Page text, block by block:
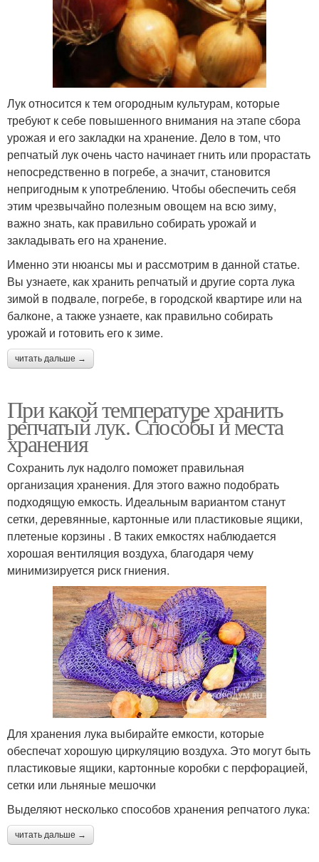
Лук относится к тем огородным культурам, которые
требуют к себе повышенного внимания на этапе сбора
урожая и его закладки на хранение. Дело в том, что
репчатый лук очень часто начинает гнить или прорастать
непосредственно в погребе, а значит, становится
непригодным к употреблению. Чтобы обеспечить себя
этим чрезвычайно полезным овощем на всю зиму,
важно знать, как правильно собирать урожай и
закладывать его на хранение.
Именно эти нюансы мы и рассмотрим в данной статье.
Вы узнаете, как хранить репчатый и другие сорта лука
зимой в подвале, погребе, в городской квартире или на
балконе, а также узнаете, как правильно собирать
урожай и готовить его к зиме.
читать дальше →
При какой температуре хранить
репчатый лук. Способы и места
хранения
Сохранить лук надолго поможет правильная
организация хранения. Для этого важно подобрать
подходящую емкость. Идеальным вариантом станут
сетки, деревянные, картонные или пластиковые ящики,
плетеные корзины . В таких емкостях наблюдается
хорошая вентиляция воздуха, благодаря чему
минимизируется риск гниения.
Для хранения лука выбирайте емкости, которые
обеспечат хорошую циркуляцию воздуха. Это могут быть
пластиковые ящики, картонные коробки с перфорацией,
сетки или льняные мешочки
Выделяют несколько способов хранения репчатого лука:
читать дальше →